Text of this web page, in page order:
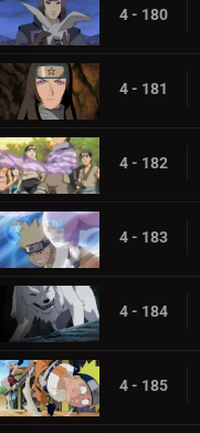
4 - 180
4 - 181
4 - 182
4 - 183
4 - 184
4 - 185